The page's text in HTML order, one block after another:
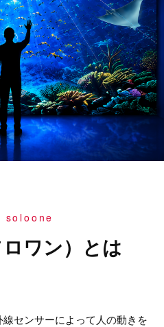
soloone
ワン）とは
センサーによって人の動きを